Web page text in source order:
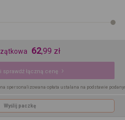
62,99 zł
sprawdź łączną cenę
spersonalizowana opłata ustalana na podstawie
Wyślij paczkę